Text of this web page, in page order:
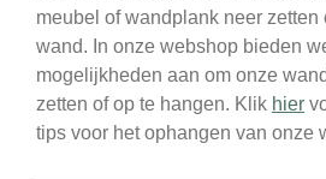
meubel of wandplank neer zetten
wand. In onze webshop bieden
mogelijkheden aan om onze
zetten of op te hangen. Klik hier
tips voor het ophangen van onze